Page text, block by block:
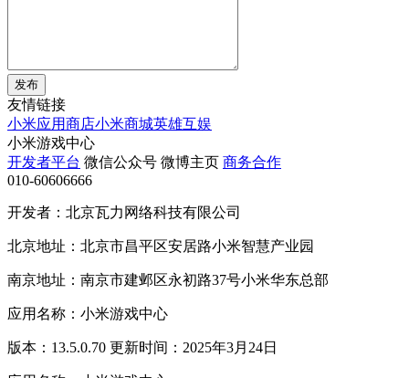
发布
友情链接
小米应用商店小米商城英雄互娱
小米游戏中心
开发者平台 微信公众号 微博主页 商务合作
010-60606666
开发者：北京瓦力网络科技有限公司
北京地址：北京市昌平区安居路小米智慧产业园
南京地址：南京市建邺区永初路37号小米华东总部
应用名称：小米游戏中心
版本：13.5.0.70 更新时间：2025年3月24日